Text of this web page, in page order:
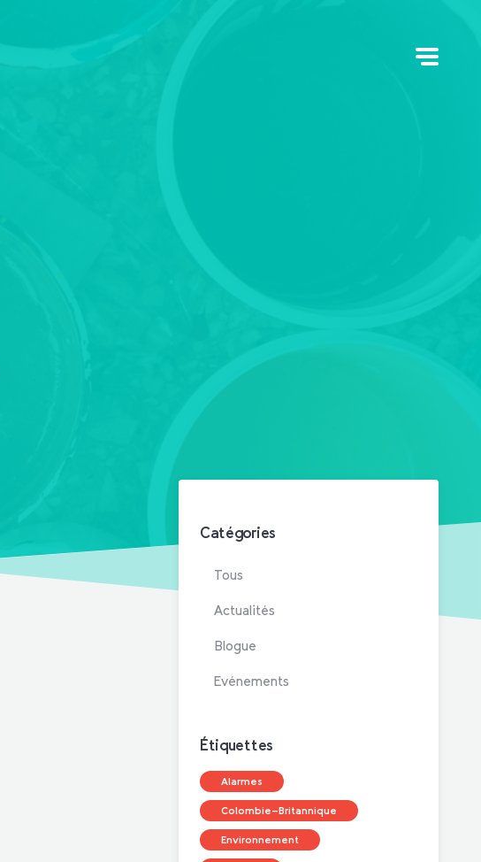
Catégories
Tous
Actualités
Blogue
Evénements
Étiquettes
Alarmes
Colombie-Britannique
Environnement